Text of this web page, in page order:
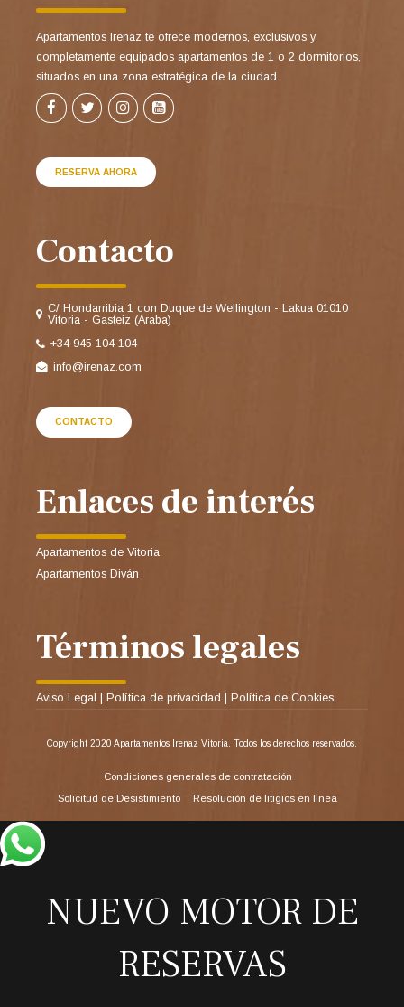
Apartamentos Irenaz te ofrece modernos, exclusivos y
completamente equipados apartamentos de 1 o 2 dormitorios,
situados en una zona estratégica de la ciudad.
RESERVA AHORA
Contacto
C/ Hondarribia 1 con Duque de Wellington - Lakua 01010
Vitoria - Gasteiz (Araba)
+34 945 104 104
info@irenaz.com
CONTACTO
Enlaces de interés
Apartamentos de Vitoria
Apartamentos Diván
Términos legales
Aviso Legal Política de privacidad Política de Cookies
Copyright 2020 Apartamentos Irenaz Vitoria. Todos los derechos reservados.
Condiciones generales de contratación
Solicitud de Desistimiento
Resolución de litigios en línea
NUEVO MOTOR DE
RESERVAS